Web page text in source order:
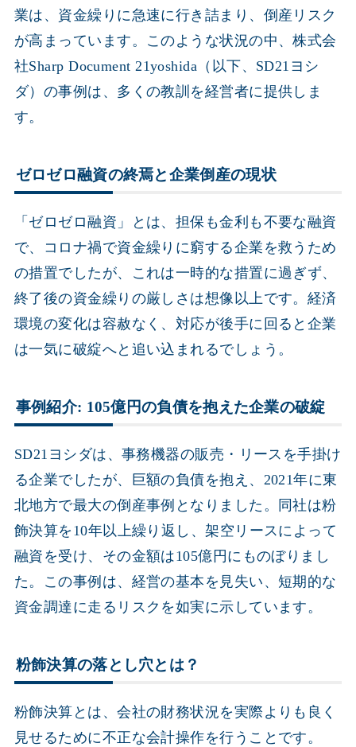
業は、資金繰りに急速に行き詰まり、倒産リスク
が高まっています。このような状況の中、株式会
社Sharp Document 21yoshida（以下、SD21ヨシ
ダ）の事例は、多くの教訓を経営者に提供しま
す。
ゼロゼロ融資の終焉と企業倒産の現状
「ゼロゼロ融資」とは、担保も金利も不要な融資
で、コロナ禍で資金繰りに窮する企業を救うため
の措置でしたが、これは一時的な措置に過ぎず、
終了後の資金繰りの厳しさは想像以上です。経済
環境の変化は容赦なく、対応が後手に回ると企業
は一気に破綻へと追い込まれるでしょう。
事例紹介: 105億円の負債を抱えた企業の破綻
SD21ヨシダは、事務機器の販売・リースを手掛け
る企業でしたが、巨額の負債を抱え、2021年に東
北地方で最大の倒産事例となりました。同社は粉
飾決算を10年以上繰り返し、架空リースによって
融資を受け、その金額は105億円にものぼりまし
た。この事例は、経営の基本を見失い、短期的な
資金調達に走るリスクを如実に示しています。
粉飾決算の落とし穴とは？
粉飾決算とは、会社の財務状況を実際よりも良く
見せるために不正な会計操作を行うことです。